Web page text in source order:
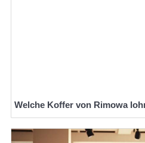
Welche Koffer von Rimowa